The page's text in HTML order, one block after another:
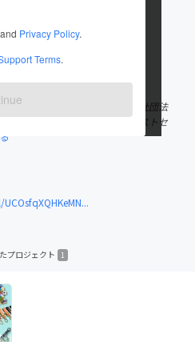
and Privacy Policy.
Terms.
ロジェクトを投稿しています
ドエックスグループ 代表 一般社団法
神戸生まれ。23歳で独立し、ベストセ
プロジェクト 1